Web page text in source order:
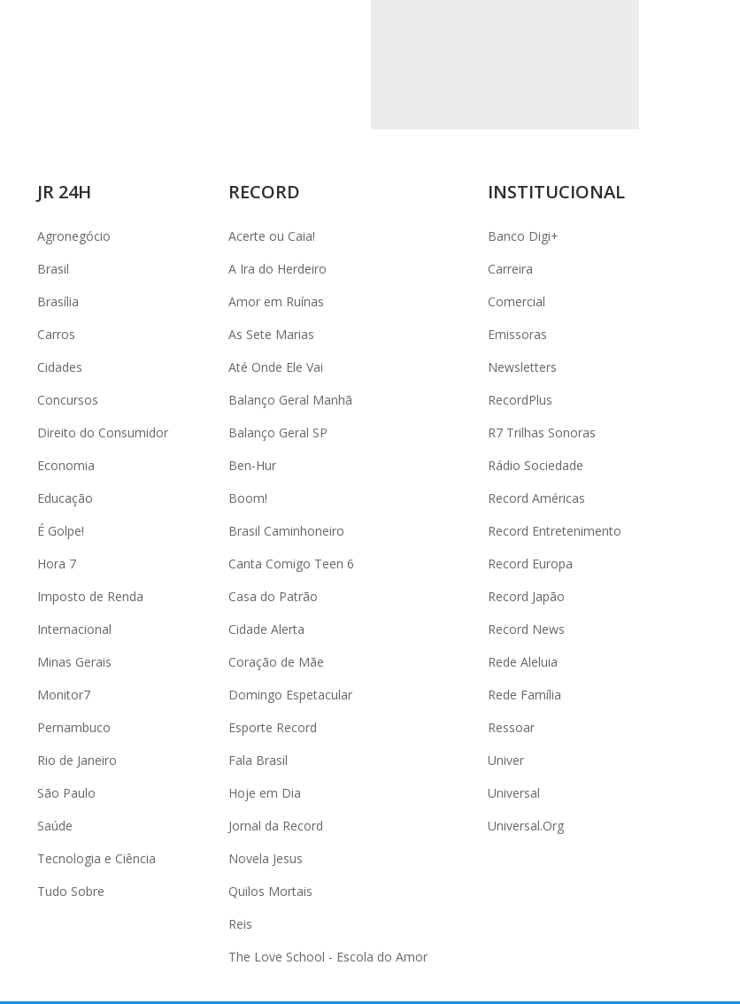
JR 24H
Agronegócio
Brasil
Brasília
Carros
Cidades
Concursos
Direito do Consumidor
Economia
Educação
É Golpe!
Hora 7
Imposto de Renda
Internacional
Minas Gerais
Monitor7
Pernambuco
Rio de Janeiro
São Paulo
Saúde
Tecnologia e Ciência
Tudo Sobre
RECORD
Acerte ou Caia!
A Ira do Herdeiro
Amor em Ruínas
As Sete Marias
Até Onde Ele Vai
Balanço Geral Manhã
Balanço Geral SP
Ben-Hur
Boom!
Brasil Caminhoneiro
Canta Comigo Teen 6
Casa do Patrão
Cidade Alerta
Coração de Mãe
Domingo Espetacular
Esporte Record
Fala Brasil
Hoje em Dia
Jornal da Record
Novela Jesus
Quilos Mortais
Reis
The Love School - Escola do Amor
INSTITUCIONAL
Banco Digi+
Carreira
Comercial
Emissoras
Newsletters
RecordPlus
R7 Trilhas Sonoras
Rádio Sociedade
Record Américas
Record Entretenimento
Record Europa
Record Japão
Record News
Rede Aleluia
Rede Família
Ressoar
Univer
Universal
Universal.Org